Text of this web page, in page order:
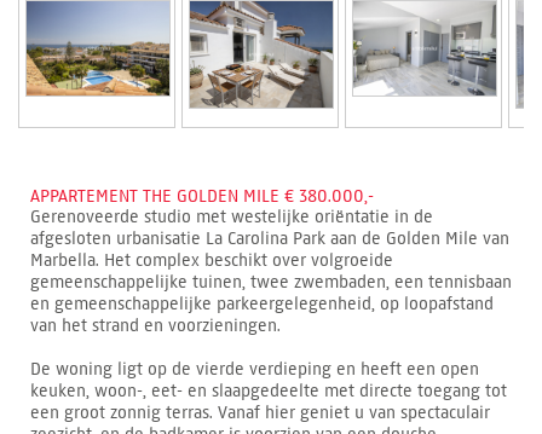
APPARTEMENT THE GOLDEN MILE € 380.000,-
Gerenoveerde studio met westelijke oriëntatie in de
afgesloten urbanisatie La Carolina Park aan de Golden Mile van
Marbella. Het complex beschikt over volgroeide
gemeenschappelijke tuinen, twee zwembaden, een tennisbaan
en gemeenschappelijke parkeergelegenheid, op loopafstand
van het strand en voorzieningen.
De woning ligt op de vierde verdieping en heeft een open
keuken, woon-, eet- en slaapgedeelte met directe toegang tot
een groot zonnig terras. Vanaf hier geniet u van spectaculair